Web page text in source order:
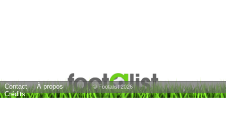
Arturo Vidal MDC 39
Contact
À propos
Crédits
© Footalist 2026